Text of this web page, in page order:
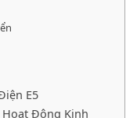
E5
Hoạt Động Kinh